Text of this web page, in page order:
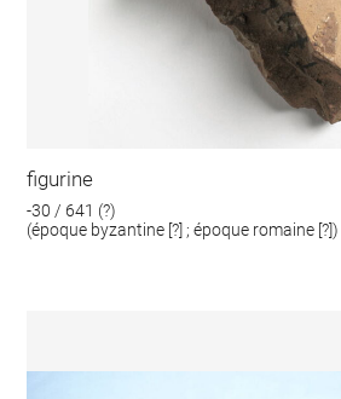
figurine
-30 / 641 (?)
(époque byzantine [?] ; époque romaine [?])